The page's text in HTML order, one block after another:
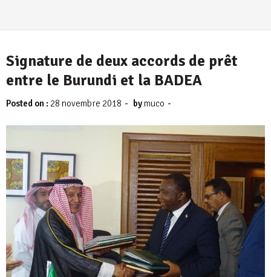
Signature de deux accords de prêt
entre le Burundi et la BADEA
Posted on : 28 novembre 2018 - bymuco -